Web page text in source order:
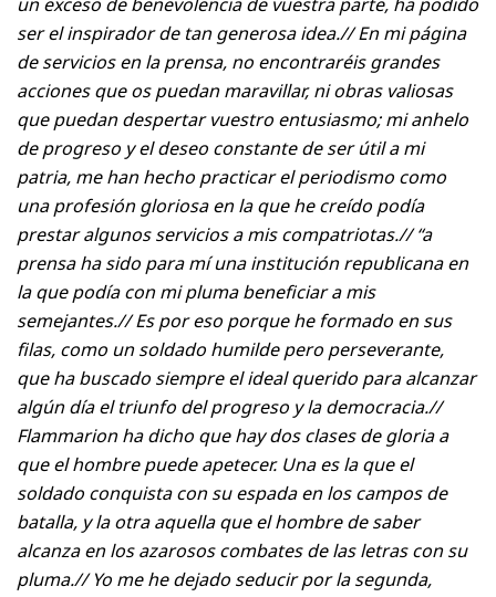
ser el inspirador de tan generosa idea.// En mi página
de servicios en la prensa, no encontraréis grandes
acciones que os puedan maravillar, ni obras valiosas
que puedan despertar vuestro entusiasmo; mi anhelo
de progreso y el deseo constante de ser útil a mi
patria, me han hecho practicar el periodismo como
una profesión gloriosa en la que he creído podía
prestar algunos servicios a mis compatriotas.// “a
prensa ha sido para mí una institución republicana en
la que podía con mi pluma beneficiar a mis
semejantes.// Es por eso porque he formado en sus
filas, como un soldado humilde pero perseverante,
que ha buscado siempre el ideal querido para alcanzar
algún día el triunfo del progreso y la democracia.//
Flammarion ha dicho que hay dos clases de gloria a
que el hombre puede apetecer. Una es la que el
soldado conquista con su espada en los campos de
batalla, y la otra aquella que el hombre de saber
alcanza en los azarosos combates de las letras con su
pluma.// Yo me he dejado seducir por la segunda,